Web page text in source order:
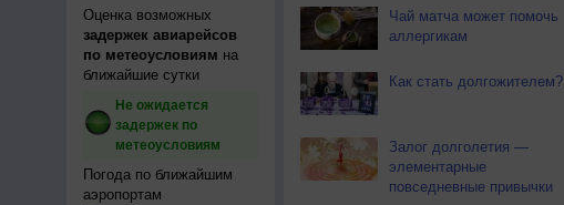
Оценка возможных
задержек авиарейсов
по метеоусловиям на
ближайшие сутки
Не ожидается
задержек по
метеоусловиям
Погода по ближайшим
аэропортам
Чай матча может помочь
аллергикам
Как стать долгожителем?
Залог долголетия —
элементарные
повседневные привычки